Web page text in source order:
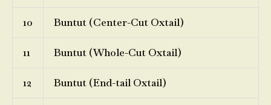
10 Buntut (Center-Cut Oxtail)
11 Buntut (Whole-Cut Oxtail)
12 Buntut (End-tail Oxtail)